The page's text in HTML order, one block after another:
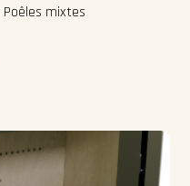
Poêles mixtes